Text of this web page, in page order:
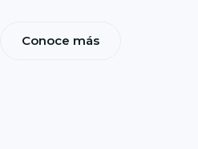
Conoce más